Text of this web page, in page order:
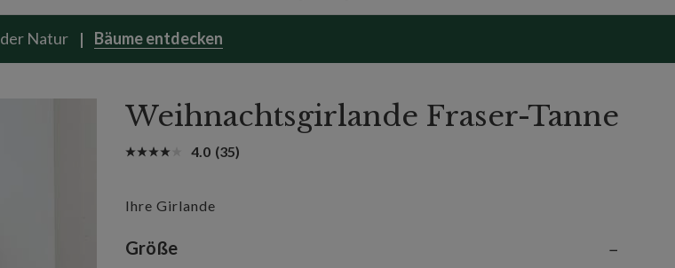
Natur Bäume entdecken
Weihnachtsgirlande Fraser-Tanne
4.0 (35)
Ihre Girlande
Variant selection
Größe −